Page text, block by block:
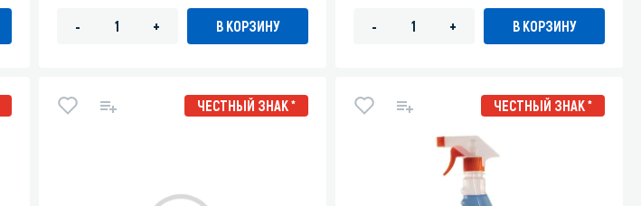
- + В КОРЗИНУ - + В КОРЗИНУ
ЧЕСТНЫЙ ЗНАК * ЧЕСТНЫЙ ЗНАК *